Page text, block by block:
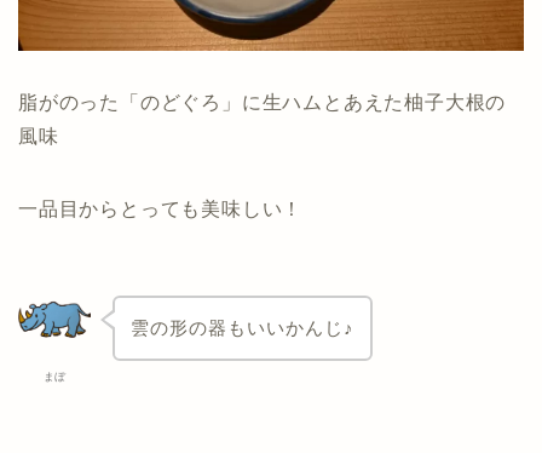
脂がのった「のどぐろ」に生ハムとあえた柚子大根の
風味
一品目からとっても美味しい！
まぼ
雲の形の器もいいかんじ♪